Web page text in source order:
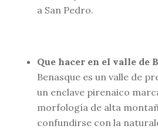
a San Pedro.
Que hacer en el valle de
Benasque es un valle de
un enclave pirenaico
morfología de alta
confundirse con la